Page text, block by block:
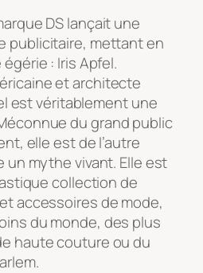
DS lançait une
publicitaire, mettant en
: Iris Apfel.
et architecte
est véritablement une
du grand public
elle est de l’autre
un mythe vivant. Elle est
collection de
accessoires de mode,
du monde, des plus
haute couture ou du